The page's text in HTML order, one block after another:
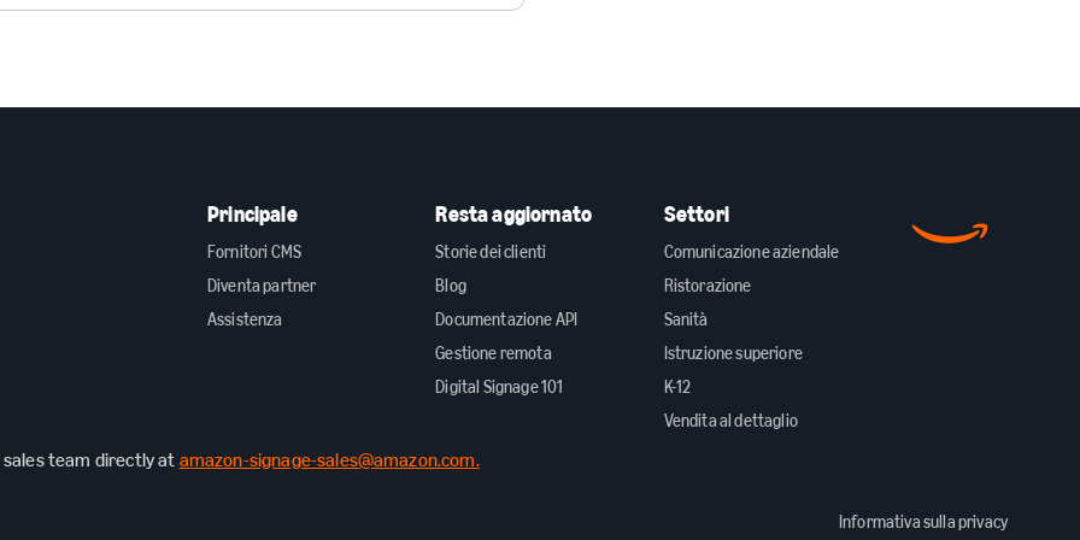
Principale
Fornitori CMS
Diventa partner
Assistenza
Resta aggiornato
Storie dei clienti
Blog
Documentazione API
Gestione remota
Digital Signage 101
Settori
Comunicazione aziendale
Ristorazione
Sanità
Istruzione superiore
K-12
Vendita al dettaglio
team directly at amazon-signage-sales@amazon.com.
Informativa sulla privacy